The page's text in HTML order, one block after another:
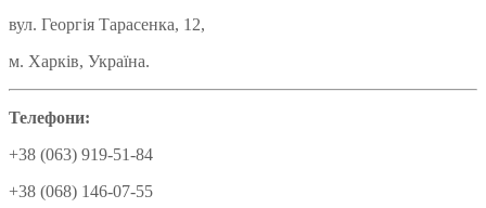
вул. Георгія Тарасенка, 12,
м. Харків, Україна.
Телефони:
+38 (063) 919-51-84
+38 (068) 146-07-55